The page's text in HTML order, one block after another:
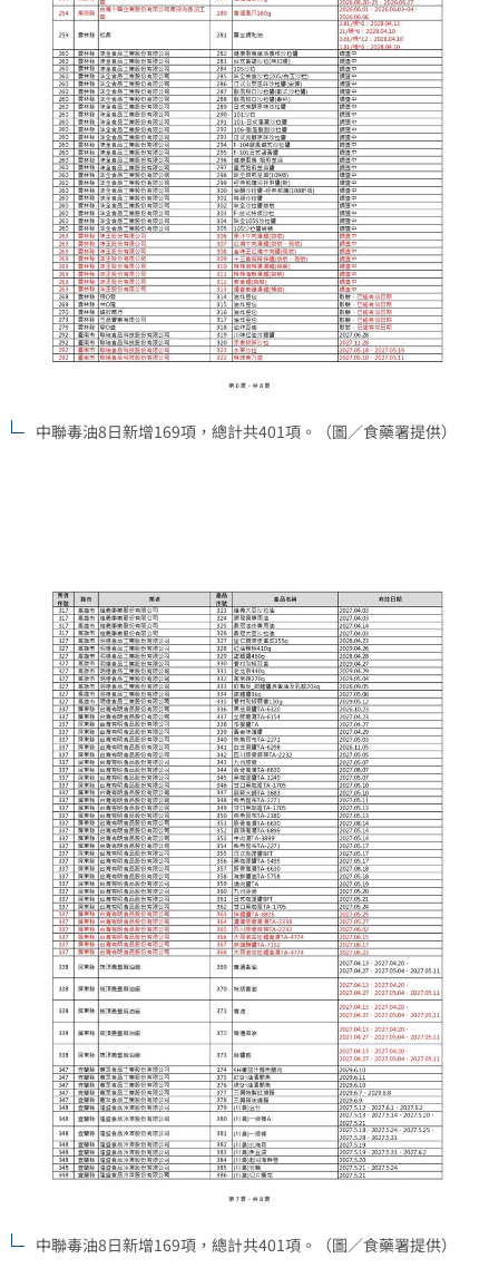
中聯毒油8日新增169項，總計共401項。（圖／食藥署提供）
中聯毒油8日新增169項，總計共401項。（圖／食藥署提供）